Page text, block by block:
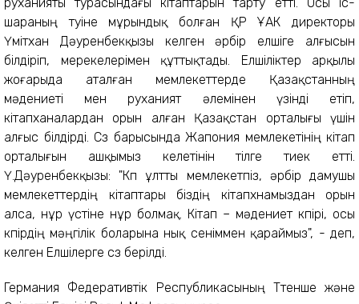
шараның өтуіне мұрындық болған ҚР ҰАК директоры
Үмітхан Дәуренбекқызы келген әрбір елшіге алғысын
білдіріп, мерекелерімен құттықтады. Елшіліктер арқылы
жоғарыда аталған мемлекеттерде Қазақстанның
мәдениеті мен руханият әлемінен үзінді етіп,
кітапханалардан орын алған Қазақстан орталығы үшін
алғыс білдірді. Сөз барысында Жапония мемлекетінің кітап
орталығын ашқымыз келетінін тілге тиек етті.
Ү.Дәуренбекқызы: "Көп ұлтты мемлекетпіз, әрбір дамушы
мемлекеттердің кітаптары біздің кітапхнамыздан орын
алса, нұр үстіне нұр болмақ. Кітап – мәдениет көпірі, осы
көпірдің мәңгілік боларына нық сеніммен қараймыз", - деп,
келген Елшілерге сөз берілді.
Германия Федеративтік Республикасының Төтенше және